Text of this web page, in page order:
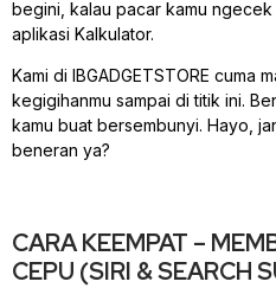
begini, kalau pacar kamu ngecek
aplikasi Kalkulator.
Kami di IBGADGETSTORE cuma
kegigihanmu sampai di titik ini.
kamu buat bersembunyi. Hayo,
beneran ya?
CARA KEEMPAT –
CEPU (SIRI & SEARCH